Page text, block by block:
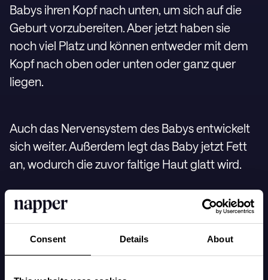
Consent Details About
Babys ihren Kopf nach unten, um sich auf die
Geburt vorzubereiten. Aber jetzt haben sie
noch viel Platz und können entweder mit dem
Kopf nach oben oder unten oder ganz quer
liegen.
Auch das Nervensystem des Babys entwickelt
sich weiter. Außerdem legt das Baby jetzt Fett
an, wodurch die zuvor faltige Haut glatt wird.
Babys, die ab dieser Woche geboren werden,
überleben mit Intensivpflege fast immer und
das Risiko bleibender Schäden ist jetzt gering.